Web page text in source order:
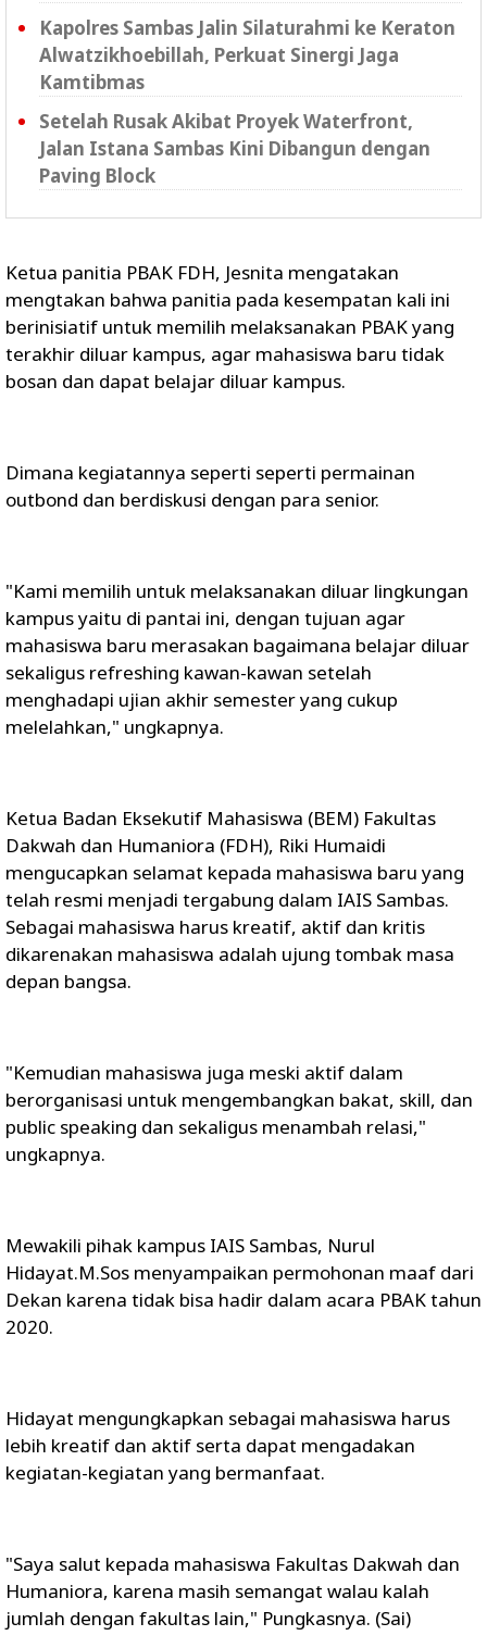
Kapolres Sambas Jalin Silaturahmi ke Keraton
Alwatzikhoebillah, Perkuat Sinergi Jaga
Kamtibmas
Setelah Rusak Akibat Proyek Waterfront,
Jalan Istana Sambas Kini Dibangun dengan
Paving Block
Ketua panitia PBAK FDH, Jesnita mengatakan
mengtakan bahwa panitia pada kesempatan kali ini
berinisiatif untuk memilih melaksanakan PBAK yang
terakhir diluar kampus, agar mahasiswa baru tidak
bosan dan dapat belajar diluar kampus.
Dimana kegiatannya seperti seperti permainan
outbond dan berdiskusi dengan para senior.
"Kami memilih untuk melaksanakan diluar lingkungan
kampus yaitu di pantai ini, dengan tujuan agar
mahasiswa baru merasakan bagaimana belajar diluar
sekaligus refreshing kawan-kawan setelah
menghadapi ujian akhir semester yang cukup
melelahkan," ungkapnya.
Ketua Badan Eksekutif Mahasiswa (BEM) Fakultas
Dakwah dan Humaniora (FDH), Riki Humaidi
mengucapkan selamat kepada mahasiswa baru yang
telah resmi menjadi tergabung dalam IAIS Sambas.
Sebagai mahasiswa harus kreatif, aktif dan kritis
dikarenakan mahasiswa adalah ujung tombak masa
depan bangsa.
"Kemudian mahasiswa juga meski aktif dalam
berorganisasi untuk mengembangkan bakat, skill, dan
public speaking dan sekaligus menambah relasi,"
ungkapnya.
Mewakili pihak kampus IAIS Sambas, Nurul
Hidayat.M.Sos menyampaikan permohonan maaf dari
Dekan karena tidak bisa hadir dalam acara PBAK tahun
2020.
Hidayat mengungkapkan sebagai mahasiswa harus
lebih kreatif dan aktif serta dapat mengadakan
kegiatan-kegiatan yang bermanfaat.
"Saya salut kepada mahasiswa Fakultas Dakwah dan
Humaniora, karena masih semangat walau kalah
jumlah dengan fakultas lain," Pungkasnya. (Sai)